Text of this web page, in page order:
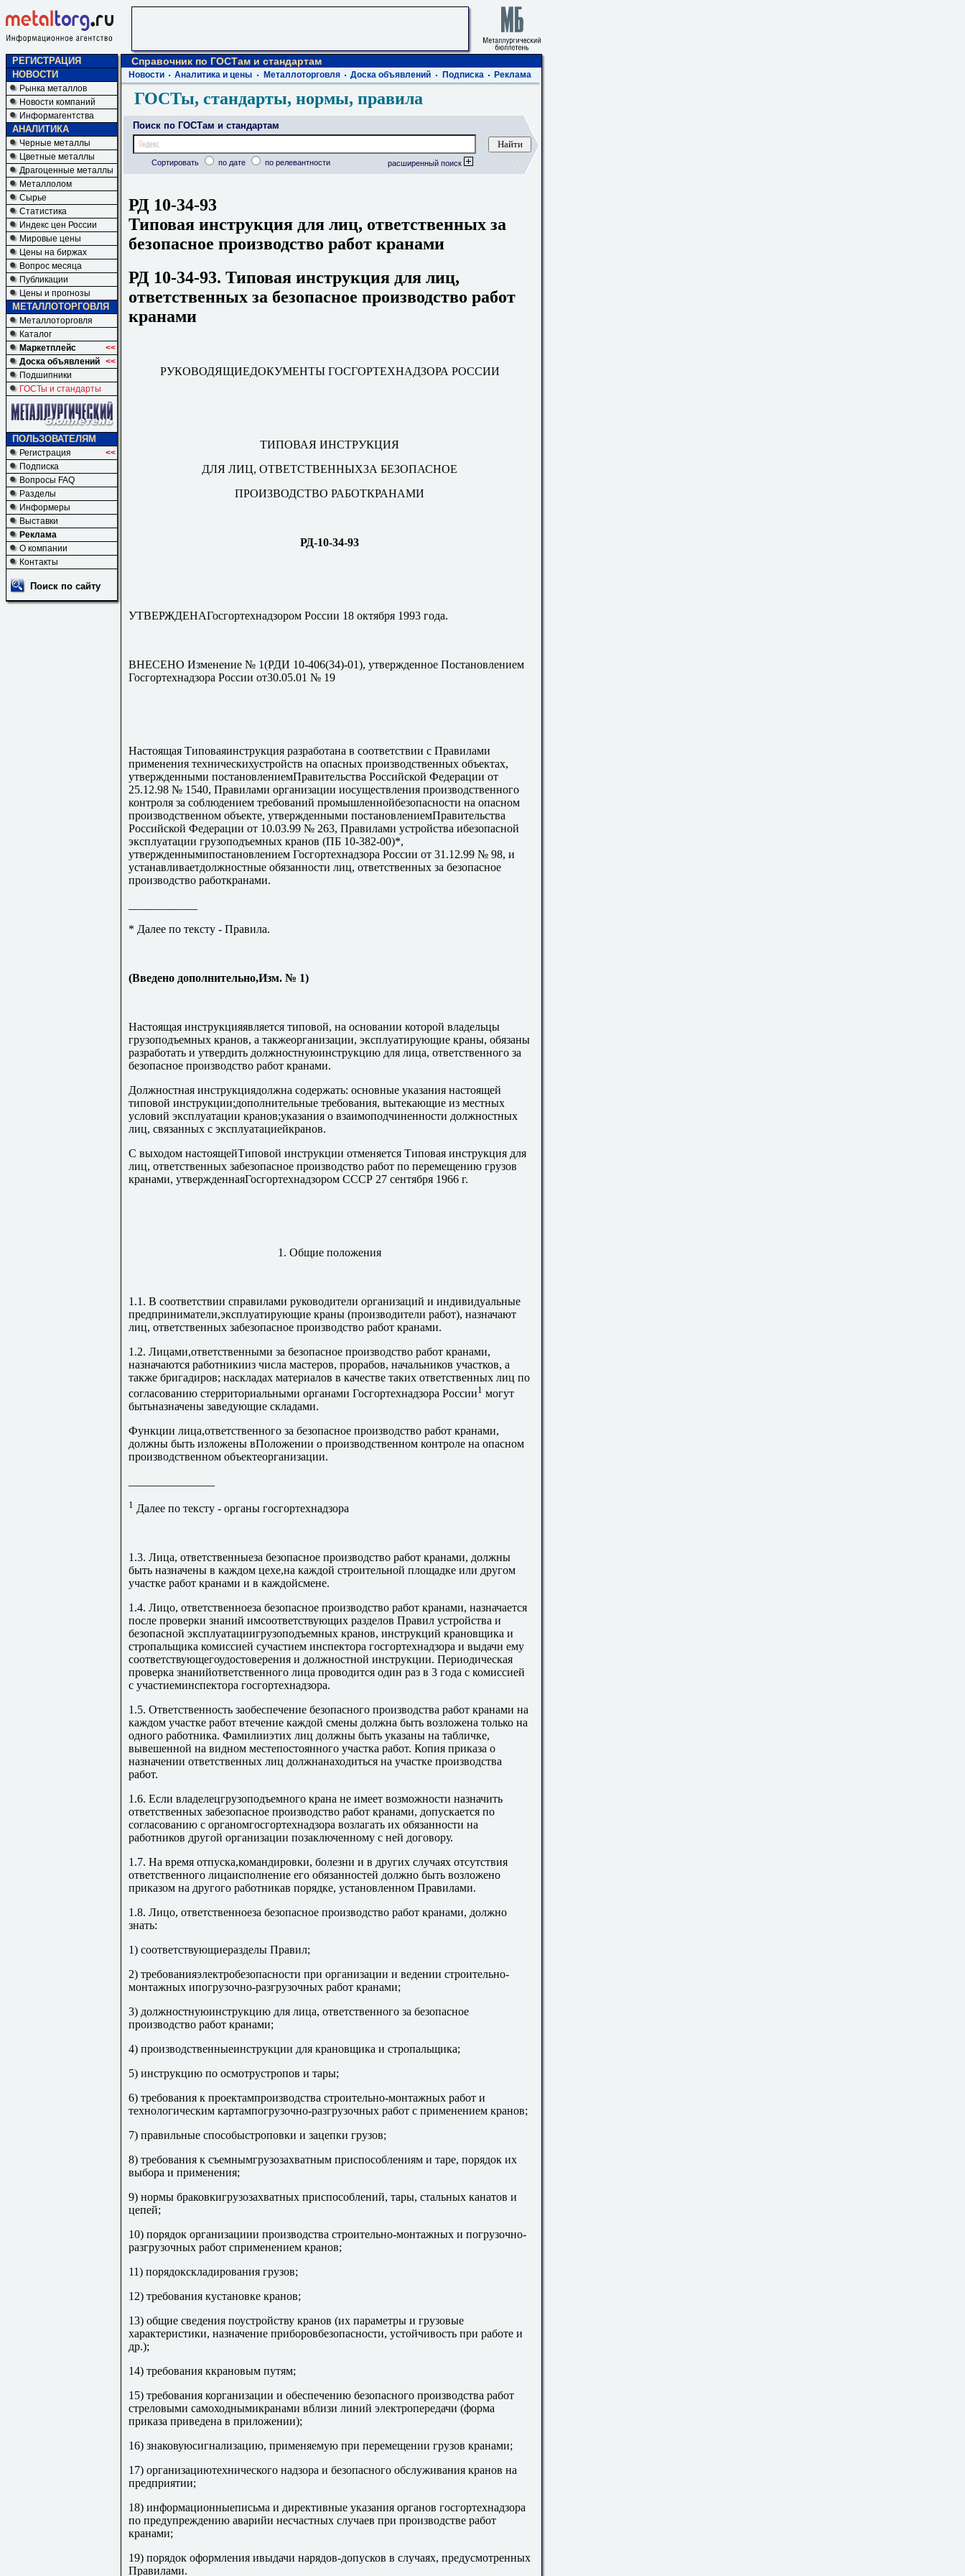
РЕГИСТРАЦИЯ
НОВОСТИ
Рынка металлов
Новости компаний
Информагентства
АНАЛИТИКА
Черные металлы
Цветные металлы
Драгоценные металлы
Металлолом
Сырье
Статистика
Индекс цен России
Мировые цены
Цены на биржах
Вопрос месяца
Публикации
Цены и прогнозы
МЕТАЛЛОТОРГОВЛЯ
Металлоторговля
Каталог
Маркетплейс
<<
Доска объявлений <<
Подшипники
ГОСТы и стандарты
ПОЛЬЗОВАТЕЛЯМ
Регистрация
<<
Подписка
Вопросы FAQ
Разделы
Информеры
Выставки
Реклама
О компании
Контакты
Поиск по сайту
Справочник по ГОСТам и стандартам
Новости Аналитика и цены Металлоторговля Доска объявлений Подписка Реклама
ГОСТы, стандарты, нормы, правила
Поиск по ГОСТам и стандартам
Сортировать по дате по релевантности расширенный поиск
РД 10-34-93
Типовая инструкция для лиц, ответственных за
безопасное производство работ кранами
РД 10-34-93. Типовая инструкция для лиц,
ответственных за безопасное производство работ
кранами
РУКОВОДЯЩИЕДОКУМЕНТЫ ГОСГОРТЕХНАДЗОРА РОССИИ
ТИПОВАЯ ИНСТРУКЦИЯ
ДЛЯ ЛИЦ, ОТВЕТСТВЕННЫХЗА БЕЗОПАСНОЕ
ПРОИЗВОДСТВО РАБОТКРАНАМИ
РД-10-34-93
УТВЕРЖДЕНАГосгортехнадзором России 18 октября 1993 года.
ВНЕСЕНО Изменение № 1(РДИ 10-406(34)-01), утвержденное Постановлением
Госгортехнадзора России от30.05.01 № 19
Настоящая Типоваяинструкция разработана в соответствии с Правилами
применения техническихустройств на опасных производственных объектах,
утвержденными постановлениемПравительства Российской Федерации от
25.12.98 № 1540, Правилами организации иосуществления производственного
контроля за соблюдением требований промышленнойбезопасности на опасном
производственном объекте, утвержденными постановлениемПравительства
Российской Федерации от 10.03.99 № 263, Правилами устройства ибезопасной
эксплуатации грузоподъемных кранов (ПБ 10-382-00)*,
утвержденнымипостановлением Госгортехнадзора России от 31.12.99 № 98, и
устанавливаетдолжностные обязанности лиц, ответственных за безопасное
производство работкранами.
* Далее по тексту - Правила.
(Введено дополнительно,Изм. № 1)
Настоящая инструкцияявляется типовой, на основании которой владельцы
грузоподъемных кранов, а такжеорганизации, эксплуатирующие краны, обязаны
разработать и утвердить должностнуюинструкцию для лица, ответственного за
безопасное производство работ кранами.
Должностная инструкциядолжна содержать: основные указания настоящей
типовой инструкции;дополнительные требования, вытекающие из местных
условий эксплуатации кранов;указания о взаимоподчиненности должностных
лиц, связанных с эксплуатациейкранов.
С выходом настоящейТиповой инструкции отменяется Типовая инструкция для
лиц, ответственных забезопасное производство работ по перемещению грузов
кранами, утвержденнаяГосгортехнадзором СССР 27 сентября 1966 г.
1. Общие положения
1.1. В соответствии справилами руководители организаций и индивидуальные
предприниматели,эксплуатирующие краны (производители работ), назначают
лиц, ответственных забезопасное производство работ кранами.
1.2. Лицами,ответственными за безопасное производство работ кранами,
назначаются работникииз числа мастеров, прорабов, начальников участков, а
также бригадиров; наскладах материалов в качестве таких ответственных лиц по
согласованию стерриториальными органами Госгортехнадзора России1 могут
бытьназначены заведующие складами.
Функции лица,ответственного за безопасное производство работ кранами,
должны быть изложены вПоложении о производственном контроле на опасном
производственном объектеорганизации.
1 Далее по тексту - органы госгортехнадзора
1.3. Лица, ответственныеза безопасное производство работ кранами, должны
быть назначены в каждом цехе,на каждой строительной площадке или другом
участке работ кранами и в каждойсмене.
1.4. Лицо, ответственноеза безопасное производство работ кранами, назначается
после проверки знаний имсоответствующих разделов Правил устройства и
безопасной эксплуатациигрузоподъемных кранов, инструкций крановщика и
стропальщика комиссией сучастием инспектора госгортехнадзора и выдачи ему
соответствующегоудостоверения и должностной инструкции. Периодическая
проверка знанийответственного лица проводится один раз в 3 года с комиссией
с участиеминспектора госгортехнадзора.
1.5. Ответственность заобеспечение безопасного производства работ кранами на
каждом участке работ втечение каждой смены должна быть возложена только на
одного работника. Фамилииэтих лиц должны быть указаны на табличке,
вывешенной на видном местепостоянного участка работ. Копия приказа о
назначении ответственных лиц должнанаходиться на участке производства
работ.
1.6. Если владелецгрузоподъемного крана не имеет возможности назначить
ответственных забезопасное производство работ кранами, допускается по
согласованию с органомгосгортехнадзора возлагать их обязанности на
работников другой организации позаключенному с ней договору.
1.7. На время отпуска,командировки, болезни и в других случаях отсутствия
ответственного лицаисполнение его обязанностей должно быть возложено
приказом на другого работникав порядке, установленном Правилами.
1.8. Лицо, ответственноеза безопасное производство работ кранами, должно
знать:
1) соответствующиеразделы Правил;
2) требованияэлектробезопасности при организации и ведении строительно-
монтажных ипогрузочно-разгрузочных работ кранами;
3) должностнуюинструкцию для лица, ответственного за безопасное
производство работ кранами;
4) производственныеинструкции для крановщика и стропальщика;
5) инструкцию по осмотрустропов и тары;
6) требования к проектампроизводства строительно-монтажных работ и
технологическим картампогрузочно-разгрузочных работ с применением кранов;
7) правильные способыстроповки и зацепки грузов;
8) требования к съемнымгрузозахватным приспособлениям и таре, порядок их
выбора и применения;
9) нормы браковкигрузозахватных приспособлений, тары, стальных канатов и
цепей;
10) порядок организациии производства строительно-монтажных и погрузочно-
разгрузочных работ сприменением кранов;
11) порядокскладирования грузов;
12) требования кустановке кранов;
13) общие сведения поустройству кранов (их параметры и грузовые
характеристики, назначение приборовбезопасности, устойчивость при работе и
др.);
14) требования ккрановым путям;
15) требования корганизации и обеспечению безопасного производства работ
стреловыми самоходнымикранами вблизи линий электропередачи (форма
приказа приведена в приложении);
16) знаковуюсигнализацию, применяемую при перемещении грузов кранами;
17) организациютехнического надзора и безопасного обслуживания кранов на
предприятии;
18) информационныеписьма и директивные указания органов госгортехнадзора
по предупреждению аварийи несчастных случаев при производстве работ
кранами;
19) порядок оформления ивыдачи нарядов-допусков в случаях, предусмотренных
Правилами.